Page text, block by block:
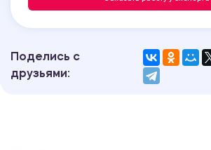
Поделись с
друзьями: